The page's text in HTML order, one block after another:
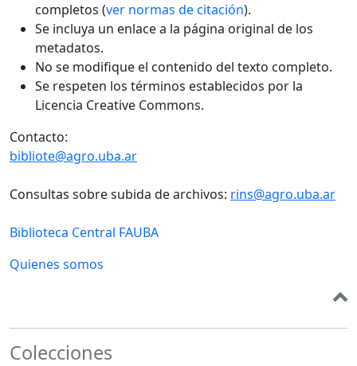
completos (ver normas de citación).
Se incluya un enlace a la página original de los
metadatos.
No se modifique el contenido del texto completo.
Se respeten los términos establecidos por la
Licencia Creative Commons.
Contacto:
bibliote@agro.uba.ar
Consultas sobre subida de archivos: rins@agro.uba.ar
Biblioteca Central FAUBA
Quienes somos
Colecciones